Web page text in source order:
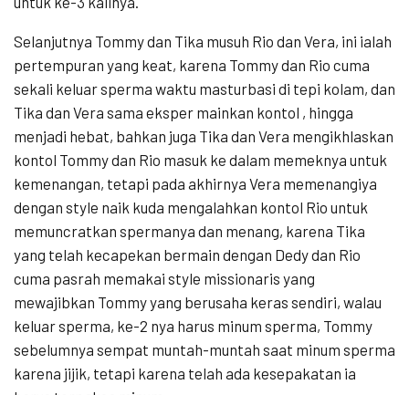
Selanjutnya Tommy dan Tika musuh Rio dan Vera, ini ialah
pertempuran yang keat, karena Tommy dan Rio cuma
sekali keluar sperma waktu masturbasi di tepi kolam, dan
Tika dan Vera sama eksper mainkan kontol , hingga
menjadi hebat, bahkan juga Tika dan Vera mengikhlaskan
kontol Tommy dan Rio masuk ke dalam memeknya untuk
kemenangan, tetapi pada akhirnya Vera memenangiya
dengan style naik kuda mengalahkan kontol Rio untuk
memuncratkan spermanya dan menang, karena Tika
yang telah kecapekan bermain dengan Dedy dan Rio
cuma pasrah memakai style missionaris yang
mewajibkan Tommy yang berusaha keras sendiri, walau
keluar sperma, ke-2 nya harus minum sperma, Tommy
sebelumnya sempat muntah-muntah saat minum sperma
karena jijik, tetapi karena telah ada kesepakatan ia